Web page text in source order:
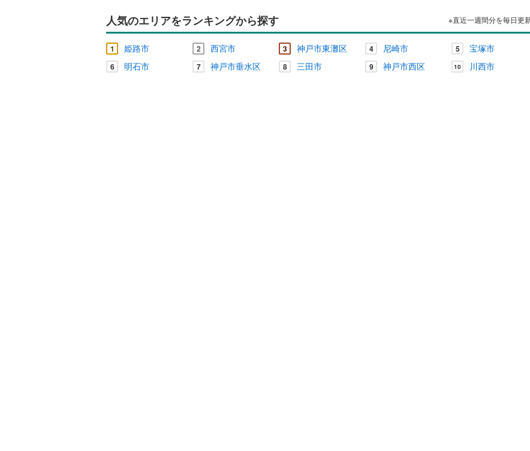
人気のエリアをランキングから探す ※直近一週間分を毎日更
1 姫路市 2 西宮市 3 神戸市東灘区 4 尼崎市 5 宝塚市
6 明石市 7 神戸市垂水区 8 三田市 9 神戸市西区 10 川西市